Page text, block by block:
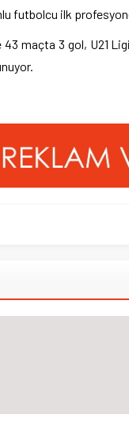
futbolcu ilk
43 maçta 3 gol, U21